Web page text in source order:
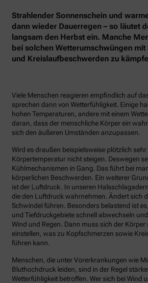
Strahlender Sonnenschein und
dann wieder Dauerregen – so läutet
langsam den Herbst ein. Manche
bei solchen Wetterumschwüngen
und Kreislaufbeschwerden zu
Viele Menschen reagieren empfindlich auf
sprechen dann von Wetterfühligkeit. Einige
hohen Temperaturen, andere mit einem
daran, dass der menschliche Körper ein
sich den äußeren Umständen anzupassen.
Wird es draußen beispielsweise plötzlich
Körpertemperatur nicht steigen. Deswegen
Kühlmechanismen in Gang. Das führt bei
körperlichen Beschwerden. Ein weiterer
ist der Luftdruck. In unseren
die den Luftdruck wahrnehmen. Ändert sich
Schwindel führen. Besonders belastend ist
und Tiefdruckgebiete schnell abwechseln
Wind und Regen. Dann muss sich der Körper
einstellen, was zu Kopfschmerzen sowie
führen kann.
Menschen, die unter Vorerkrankungen wie
Bluthochdruck leiden, sind in der Regel
Wetterfühligkeit betroffen. Wer sich bei Wind